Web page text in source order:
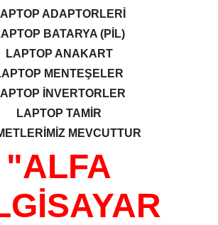
ADAPTORLERİ
BATARYA (PİL)
LAPTOP ANAKART
MENTEŞELER
İNVERTORLER
LAPTOP TAMİR
MEVCUTTUR
"ALFA